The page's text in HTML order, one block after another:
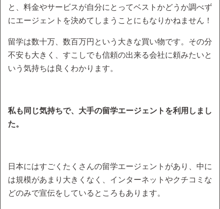
と、料金やサービスが自分にとってベストかどうか調べず
にエージェントを決めてしまうことにもなりかねません！
留学は数十万、数百万円という大きな買い物です。その分
不安も大きく、すこしでも信頼の出来る会社に頼みたいと
いう気持ちは良くわかります。
私も同じ気持ちで、大手の留学エージェントを利用しまし
た。
日本にはすごくたくさんの留学エージェントがあり、中に
は規模があまり大きくなく、インターネットやクチコミな
どのみで宣伝をしているところもあります。